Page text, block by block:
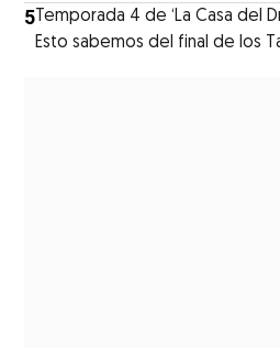
5Temporada 4 de ‘La Casa del
Esto sabemos del final de los